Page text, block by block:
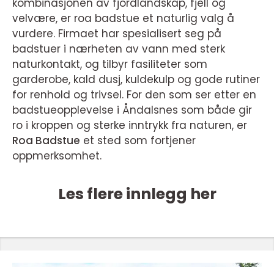
kombinasjonen av fjordlandskap, fjell og
velvære, er roa badstue et naturlig valg å
vurdere. Firmaet har spesialisert seg på
badstuer i nærheten av vann med sterk
naturkontakt, og tilbyr fasiliteter som
garderobe, kald dusj, kuldekulp og gode rutiner
for renhold og trivsel. For den som ser etter en
badstueopplevelse i Åndalsnes som både gir
ro i kroppen og sterke inntrykk fra naturen, er
Roa Badstue et sted som fortjener
oppmerksomhet.
Les flere innlegg her